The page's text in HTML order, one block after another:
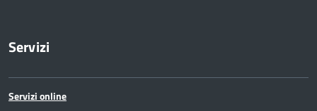
Servizi
Servizi online